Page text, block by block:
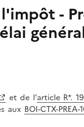
-
et de l'article R*.
aux BOI-CTX-PREA-